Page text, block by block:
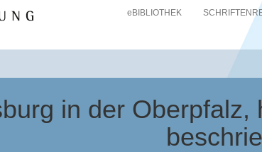
eBIBLIOTHEK
in der Oberpfalz,